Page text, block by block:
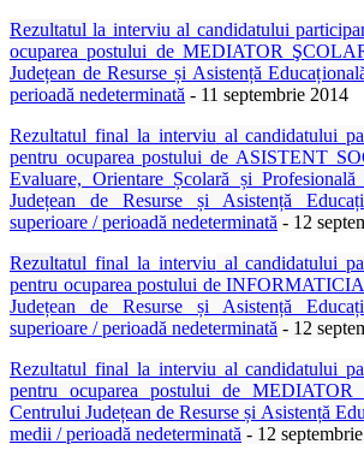
Rezultatul la interviu al candidatului
ocuparea postului de MEDIATOR
Județean de Resurse și Asistență
perioadă nedeterminată - 11 septembrie 2014
Rezultatul final la interviu al candidatului
pentru ocuparea postului de ASISTENT
Evaluare, Orientare Școlară și
Județean de Resurse și Asistență
superioare / perioadă nedeterminată - 12
Rezultatul final la interviu al candidatului
pentru ocuparea postului de
Județean de Resurse și Asistență
superioare / perioadă nedeterminată - 12
Rezultatul final la interviu al candidatului
pentru ocuparea postului de
Centrului Județean de Resurse și Asistență
medii / perioadă nedeterminată - 12